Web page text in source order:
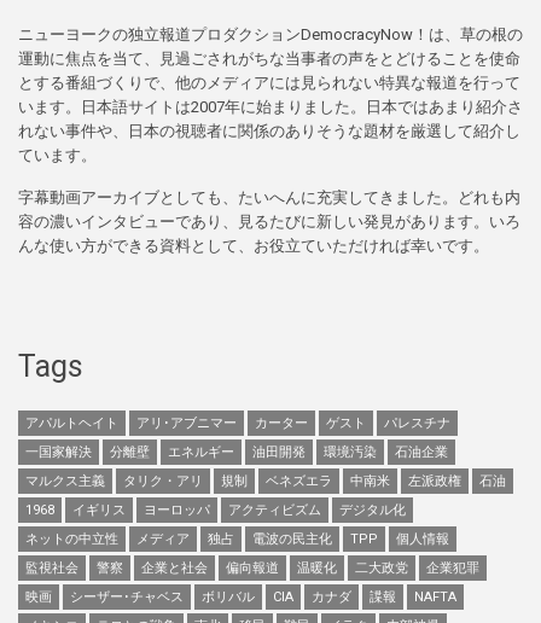
ニューヨークの独立報道プロダクションDemocracyNow！は、草の根の
運動に焦点を当て、見過ごされがちな当事者の声をとどけることを使命
とする番組づくりで、他のメディアには見られない特異な報道を行って
います。日本語サイトは2007年に始まりました。日本ではあまり紹介さ
れない事件や、日本の視聴者に関係のありそうな題材を厳選して紹介し
ています。
字幕動画アーカイブとしても、たいへんに充実してきました。どれも内
容の濃いインタビューであり、見るたびに新しい発見があります。いろ
んな使い方ができる資料として、お役立ていただければ幸いです。
Tags
アパルトヘイト アリ･アブニマー カーター ゲスト
パレスチナ
一国家解決
分離壁 エネルギー 油田開発 環境汚染
石油企業
マルクス主義
タリク・アリ 規制 ベネズエラ 中南米 左派政権
石油
1968
イギリス ヨーロッパ アクティビズム
デジタル化
ネットの中立性
メディア 独占 電波の民主化 TPP
個人情報
監視社会
警察 企業と社会 偏向報道 温暖化 二大政党
企業犯罪
映画
シーザー･チャベス ボリバル CIA カナダ 諜報
NAFTA